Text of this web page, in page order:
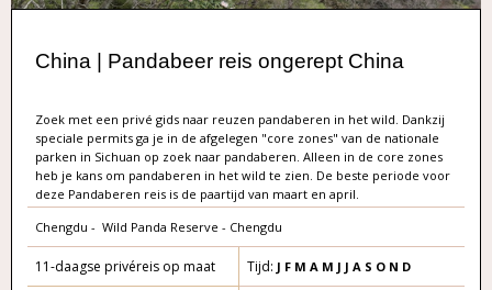
China | Pandabeer reis ongerept China
Zoek met een privé gids naar reuzen pandaberen in het wild. Dankzij
speciale permits ga je in de afgelegen "core zones" van de nationale
parken in Sichuan op zoek naar pandaberen. Alleen in de core zones
heb je kans om pandaberen in het wild te zien. De beste periode voor
deze Pandaberen reis is de paartijd van maart en april.
Chengdu - Wild Panda Reserve - Chengdu
11-daagse privéreis op maat Tijd: J F M A M J J A S O N D